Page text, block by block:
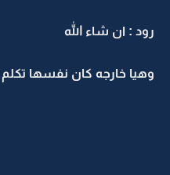
رود : ان شاء الله
وهيا خارجه كان نفسها